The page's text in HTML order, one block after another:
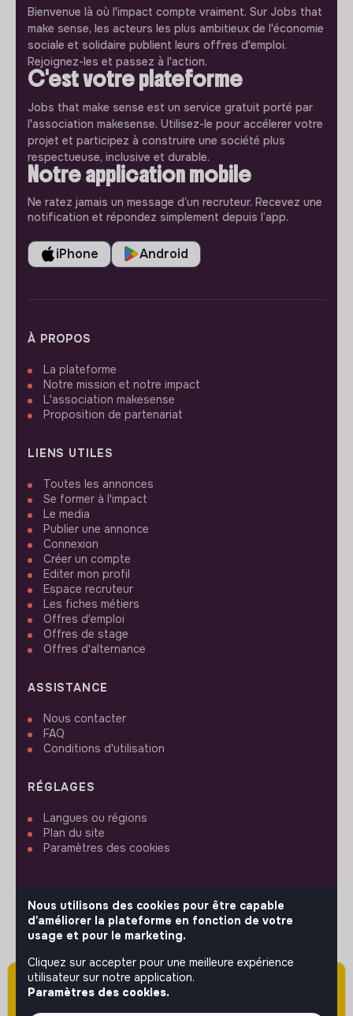
Attention cette annonce a été publiée il y a
plus de 60 jours (le 01/06/2026) et est sans
Bienvenue là où l'impact compte vraiment. Sur Jobs that
make sense, les acteurs les plus ambitieux de l'économie
sociale et solidaire publient leurs offres d'emploi.
Rejoignez-les et passez à l'action.
C'est votre plateforme
Jobs that make sense est un service gratuit porté par
l'association makesense. Utilisez-le pour accélerer votre
projet et participez à construire une société plus
respectueuse, inclusive et durable.
Notre application mobile
Ne ratez jamais un message d’un recruteur. Recevez une
notification et répondez simplement depuis l’app.
iPhone Android
À PROPOS
La plateforme
Notre mission et notre impact
L'association makesense
Proposition de partenariat
LIENS UTILES
Toutes les annonces
Se former à l'impact
Le media
Publier une annonce
Connexion
Créer un compte
Editer mon profil
Espace recruteur
Les fiches métiers
Offres d'emploi
Offres de stage
Offres d'alternance
ASSISTANCE
Nous contacter
FAQ
Conditions d'utilisation
RÉGLAGES
Langues ou régions
Plan du site
Paramètres des cookies
SUIVEZ-NOUS
© 2026 jobs that makesense.
Nous utilisons des cookies pour être capable
d'améliorer la plateforme en fonction de votre
usage et pour le marketing.
Cliquez sur accepter pour une meilleure expérience
utilisateur sur notre application.
Paramètres des cookies.